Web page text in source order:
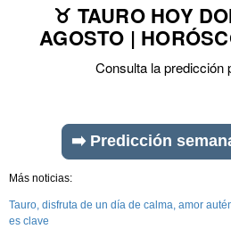
♉ TAURO HOY
AGOSTO |
Consulta la predicción
➡️ Predicción
Más noticias:
Tauro, disfruta de un día de calma, amor
es clave